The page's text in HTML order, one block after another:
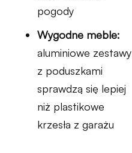
pogody
Wygodne meble:
aluminiowe zestawy
z poduszkami
sprawdzą się lepiej
niż plastikowe
krzesła z garażu